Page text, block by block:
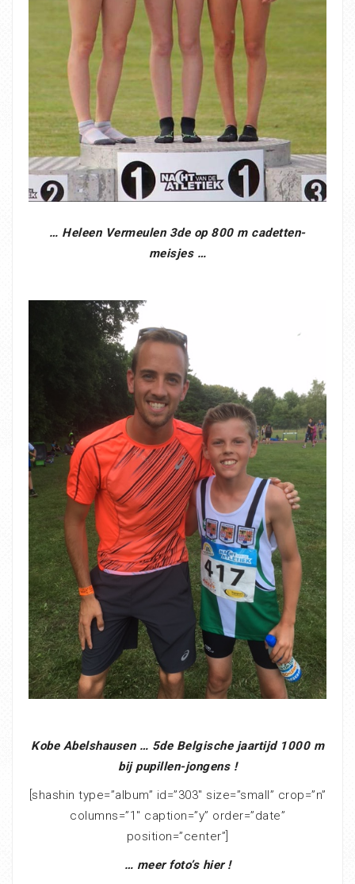
… Heleen Vermeulen 3de op 800 m cadetten-
meisjes …
Kobe Abelshausen … 5de Belgische jaartijd 1000 m
bij pupillen-jongens !
[shashin type=”album” id=”303″ size=”small” crop=”n”
columns=”1″ caption=”y” order=”date”
position=”center”]
… meer foto’s hier !